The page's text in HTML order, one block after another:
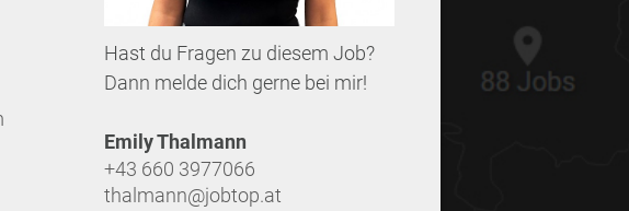
Hast du Fragen zu diesem Job?
Dann melde dich gerne bei mir!
Emily Thalmann
+43 660 3977066
thalmann@jobtop.at